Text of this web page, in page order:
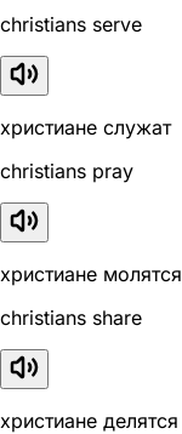
christians serve
христиане служат
christians pray
христиане молятся
christians share
христиане делятся